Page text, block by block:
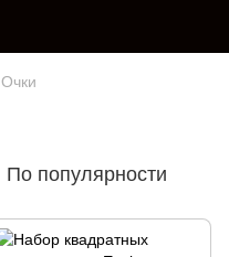
Очки
По популярности